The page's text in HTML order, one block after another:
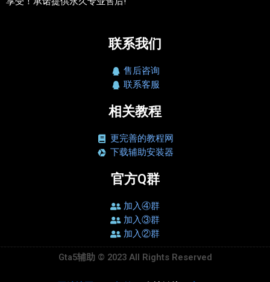
联系我们
售后咨询
联系客服
相关教程
更完善的教程网
下载辅助安装器
官方Q群
加入④群
加入③群
加入②群
Gta5辅助 © 2023 All Rights Reserved